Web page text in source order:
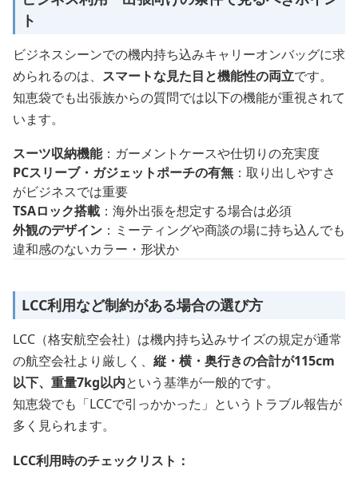
ト
ビジネスシーンでの機内持ち込みキャリーオンバッグに求
められるのは、 スマートな見た目と機能性の両立です。
知恵袋でも出張族からの質問では以下の機能が重視されて
います。
スーツ収納機能：ガーメントケースや仕切りの充実度
PCスリーブ・ガジェットポーチの有無 ：取り出しやすさ
がビジネスでは重要
TSAロック搭載 ：海外出張を想定する場合は必須
外観のデザイン ：ミーティングや商談の場に持ち込んでも
違和感のないカラー・形状か
LCC利用など制約がある場合の選び方
LCC（格安航空会社）は機内持ち込みサイズの規定が通常
の航空会社より厳しく、 縦・横・奥行きの合計が115cm
以下、重量7kg以内という基準が一般的です。
知恵袋でも「LCCで引っかかった」というトラブル報告が
多く見られます。
LCC利用時のチェックリスト：